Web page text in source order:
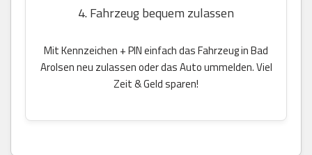
4. Fahrzeug bequem zulassen
Mit Kennzeichen + PIN einfach das Fahrzeug in Bad
Arolsen neu zulassen oder das Auto ummelden. Viel
Zeit & Geld sparen!